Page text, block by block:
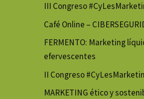
III Congreso
Café Online –
FERMENTO: Marketing
efervescentes
II Congreso
MARKETING ético y